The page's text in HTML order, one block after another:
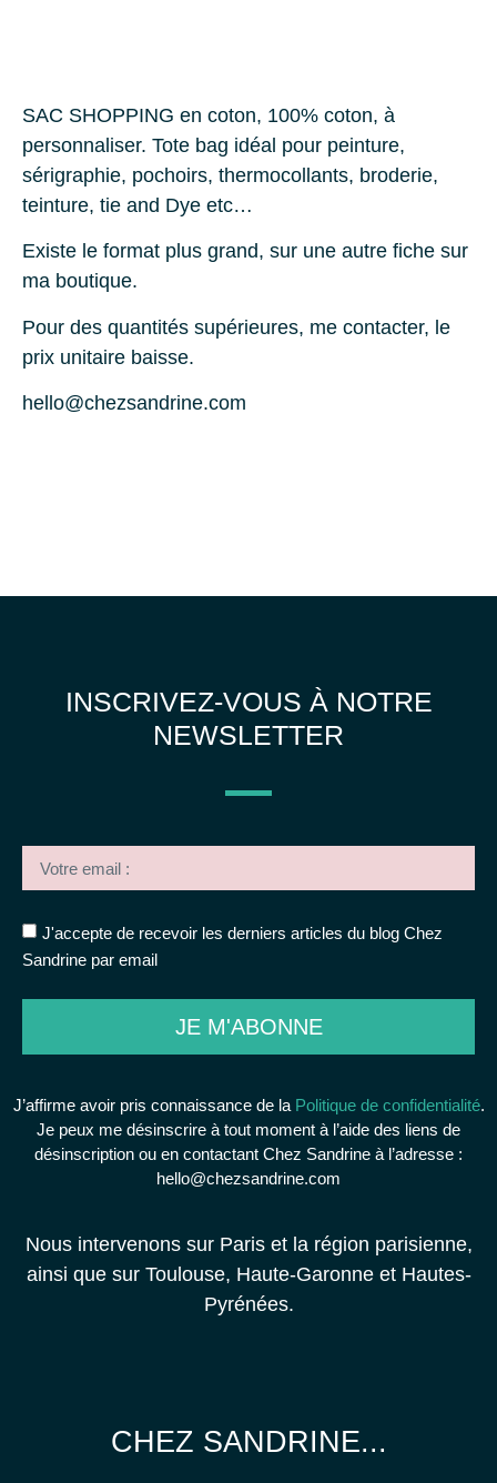
SAC SHOPPING en coton, 100% coton, à
personnaliser. Tote bag idéal pour peinture,
sérigraphie, pochoirs, thermocollants, broderie,
teinture, tie and Dye etc…
Existe le format plus grand, sur une autre fiche sur
ma boutique.
Pour des quantités supérieures, me contacter, le
prix unitaire baisse.
hello@chezsandrine.com
INSCRIVEZ-VOUS À NOTRE
NEWSLETTER
J'accepte de recevoir les derniers articles du blog Chez
Sandrine par email
JE M'ABONNE
J’affirme avoir pris connaissance de la Politique de confidentialité.
Je peux me désinscrire à tout moment à l’aide des liens de
désinscription ou en contactant Chez Sandrine à l’adresse :
hello@chezsandrine.com
Nous intervenons sur Paris et la région parisienne,
ainsi que sur Toulouse, Haute-Garonne et Hautes-
Pyrénées.
CHEZ SANDRINE...